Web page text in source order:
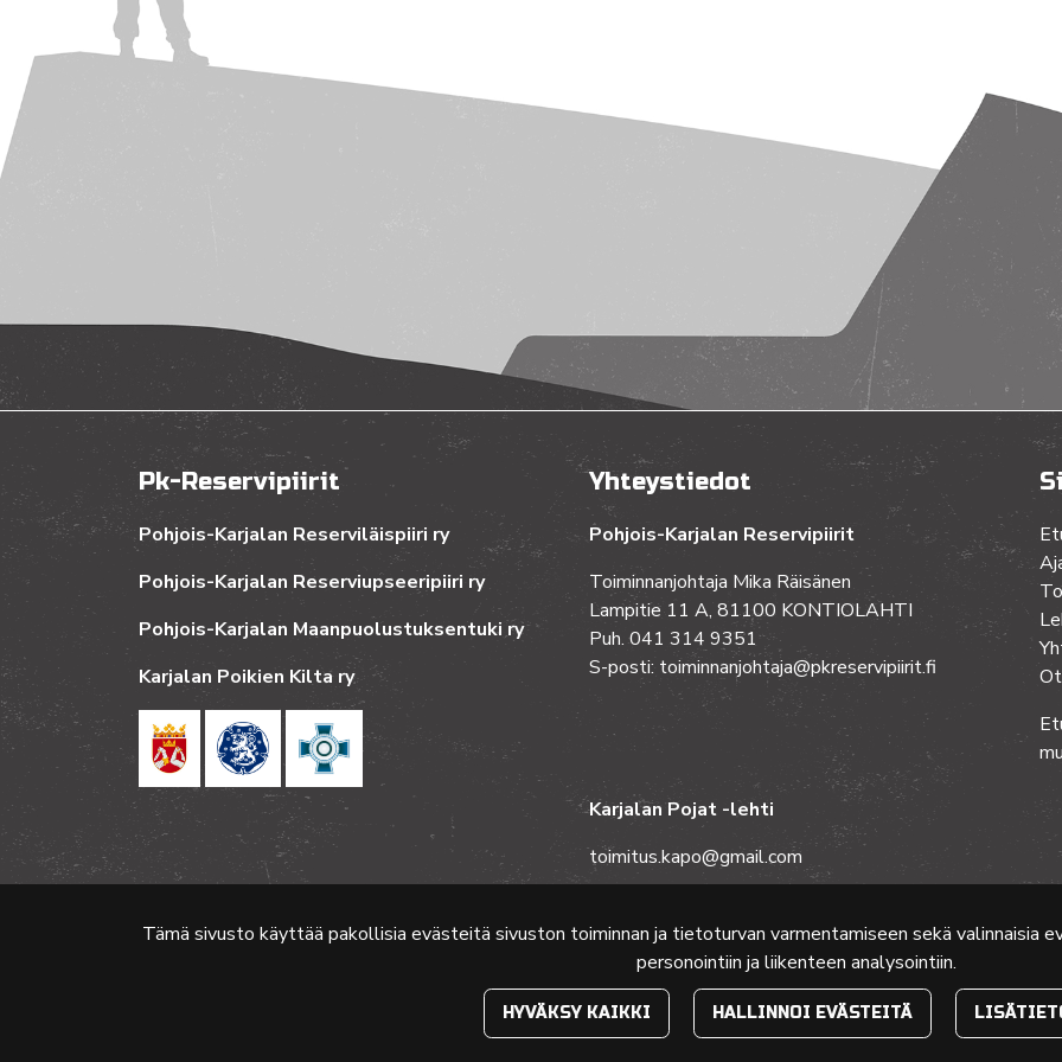
Tämä sivusto käyttää pakollisia evästeitä sivuston toiminnan ja tietoturvan varmentamiseen sekä valinnaisia
personointiin ja liikenteen analysointiin.
HYVÄKSY KAIKKI HALLINNOI EVÄSTEITÄ
Pk-Reservipiirit
Pohjois-Karjalan Reserviläispiiri ry
Pohjois-Karjalan Reserviupseeripiiri ry
Pohjois-Karjalan Maanpuolustuksentuki ry
Karjalan Poikien Kilta ry
Yhteystiedot
Pohjois-Karjalan Reservipiirit
Toiminnanjohtaja Mika Räisänen
Lampitie 11 A, 81100 KONTIOLAHTI
Puh. 041 314 9351
S-posti: toiminnanjohtaja@pkreservipiirit.fi
Karjalan Pojat -lehti
toimitus.kapo@gmail.com